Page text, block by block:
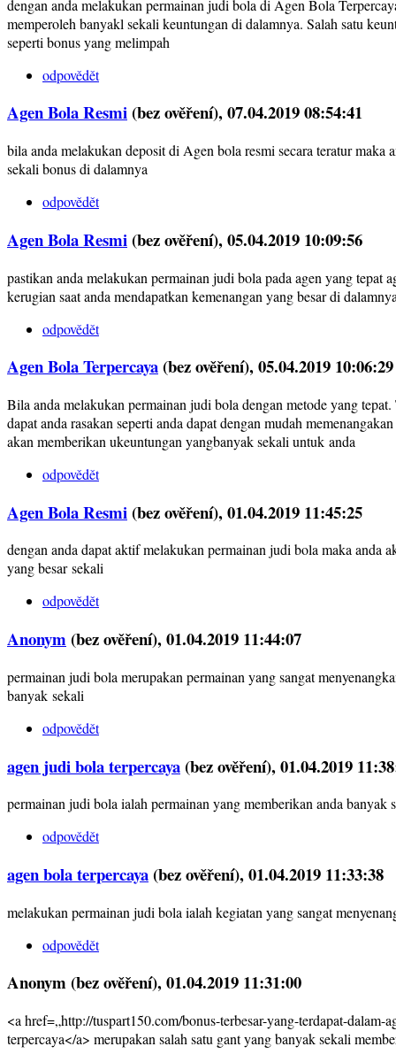
dengan anda melakukan permainan judi bola di Agen Bola
memperoleh banyakl sekali keuntungan di dalamnya. Salah satu
seperti bonus yang melimpah
odpovědět
Agen Bola Resmi (bez ověření), 07.04.2019 08:54:41
bila anda melakukan deposit di Agen bola resmi secara teratur maka
sekali bonus di dalamnya
odpovědět
Agen Bola Resmi (bez ověření), 05.04.2019 10:09:56
pastikan anda melakukan permainan judi bola pada agen yang tepat
kerugian saat anda mendapatkan kemenangan yang besar di
odpovědět
Agen Bola Terpercaya (bez ověření), 05.04.2019 10:06:29
Bila anda melakukan permainan judi bola dengan metode yang
dapat anda rasakan seperti anda dapat dengan mudah
akan memberikan ukeuntungan yangbanyak sekali untuk anda
odpovědět
Agen Bola Resmi (bez ověření), 01.04.2019 11:45:25
dengan anda dapat aktif melakukan permainan judi bola maka anda
yang besar sekali
odpovědět
Anonym (bez ověření), 01.04.2019 11:44:07
permainan judi bola merupakan permainan yang sangat
banyak sekali
odpovědět
agen judi bola terpercaya (bez ověření), 01.04.2019
permainan judi bola ialah permainan yang memberikan anda banyak
odpovědět
agen bola terpercaya (bez ověření), 01.04.2019 11:33:38
melakukan permainan judi bola ialah kegiatan yang sangat
odpovědět
Anonym (bez ověření), 01.04.2019 11:31:00
<a href=„http://tuspart150.com/bonus-terbesar-yang-terdapat-dalam-
terpercaya</a> merupakan salah satu gant yang banyak sekali